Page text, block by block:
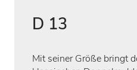
D 13
Mit seiner Größe bringt